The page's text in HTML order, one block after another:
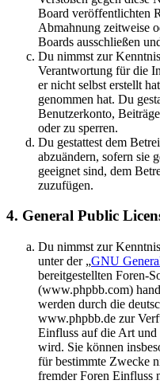
Board veröffentlichten
Abmahnung zeitweise
Boards ausschließen
Du nimmst zur
Verantwortung für die
er nicht selbst erstellt
genommen hat. Du
Benutzerkonto,
oder zu sperren.
Du gestattest dem
abzuändern, sofern sie
geeignet sind, dem
zuzufügen.
4. General Public
Du nimmst zur
unter der „GNU
bereitgestellten Foren-
(www.phpbb.com)
werden durch die
www.phpbb.de zur
Einfluss auf die Art
wird. Sie können
für bestimmte Zwecke
fremder Foren Einfluss